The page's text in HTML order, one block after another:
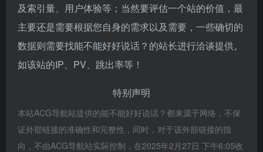
及索引量、用户体验等；当然要评估一个站的价值，最
主要还是需要根据您自身的需求以及需要，一些确切的
数据则需要找能不能好好说话？的站长进行洽谈提供。
如该站的IP、PV、跳出率等！
特别声明
本站ACG导航站提供的能不能好好说话？都来源于网络，不保
证外部链接的准确性和完整性，同时，对于该外部链接的指
向，不由ACG导航站实际控制，在2025年2月27日 下午6:05收